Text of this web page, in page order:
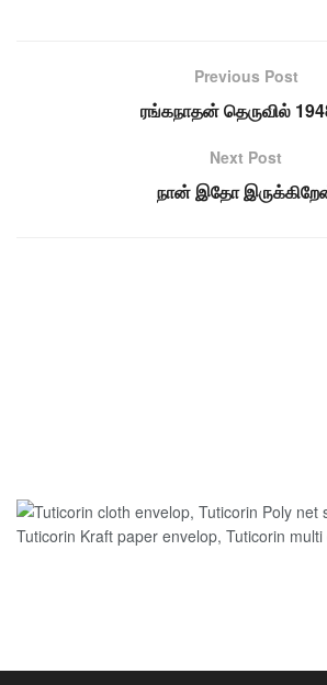
Previous Post
ரங்கநாதன் தெருவில்
Next Post
நான் இதோ